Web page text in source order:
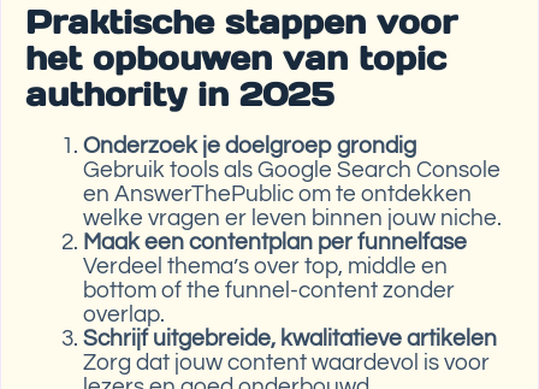
Praktische stappen voor
het opbouwen van topic
authority in 2025
Onderzoek je doelgroep grondig
Gebruik tools als Google Search Console
en AnswerThePublic om te ontdekken
welke vragen er leven binnen jouw niche.
Maak een contentplan per funnelfase
Verdeel thema’s over top, middle en
bottom of the funnel-content zonder
overlap.
Schrijf uitgebreide, kwalitatieve artikelen
Zorg dat jouw content waardevol is voor